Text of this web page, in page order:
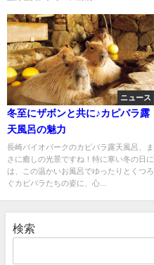
ニュース
冬至にザボンと共に♪カピバラ露
天風呂の魅力
長崎バイオパークのカピバラ露天風呂、ま
さに癒しの光景ですね！特に寒い冬の日に
は、この温かいお風呂でゆったりとくつろ
ぐカピバラたちの姿に、心...
検索